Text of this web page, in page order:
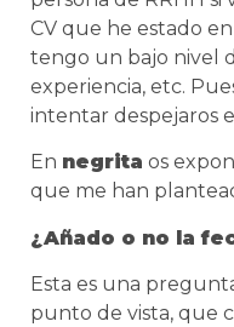
CV que he estado
tengo un bajo nivel
experiencia, etc.
intentar despejaros
En negrita os
que me han
¿Añado o no la
Esta es una
punto de vista, que